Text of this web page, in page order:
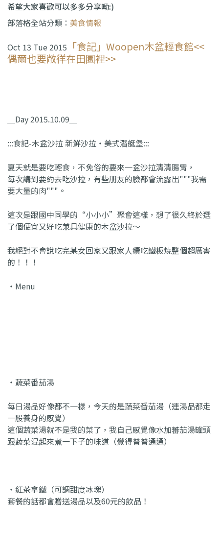
希望大家喜歡可以多多分享呦:)
部落格全站分類： 美食情報
Oct 13 Tue 2015 「食記」Woopen木盆輕食館<<
偶爾也要敞徉在田園裡>>
＿Day 2015.10.09＿
:::食記-木盆沙拉 新鮮沙拉‧美式潛艇堡:::
夏天就是要吃輕食，不免俗的要來一盆沙拉清清腸胃，
每次講到要約去吃沙拉，有些朋友的臉都會流露出"""我需
要大量的肉"""。
這次是跟國中同學的“小小小”聚會這樣，想了很久終於選
了個便宜又好吃兼具健康的木盆沙拉～
我絕對不會說吃完某女回家又跟家人續吃鐵板燒整個超厲害
的！！！
・Menu
・蔬菜番茄湯
每日湯品好像都不一樣，今天的是蔬菜番茄湯（連湯品都走
一股養身的感覺）
這個蔬菜湯就不是我的菜了，我自己感覺像水加蕃茄湯罐頭
跟蔬菜混起來煮一下子的味道（覺得普普通通）
・紅茶拿鐵（可調甜度冰塊）
套餐的話都會贈送湯品以及60元的飲品！